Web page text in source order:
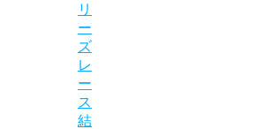
リ
ー
ズ
レ
ー
ス
結